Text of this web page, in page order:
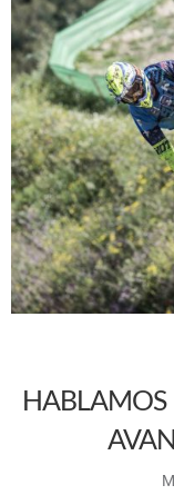
HABLAMOS